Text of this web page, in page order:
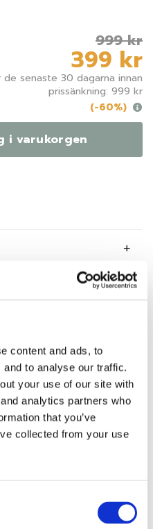
content and ads, to
to analyse our traffic.
your use of our site with
analytics partners who
that you’ve
collected from your use
999 kr
399 kr
senaste 30 dagarna innan
prissänkning: 999 kr
(-60%)
i varukorgen